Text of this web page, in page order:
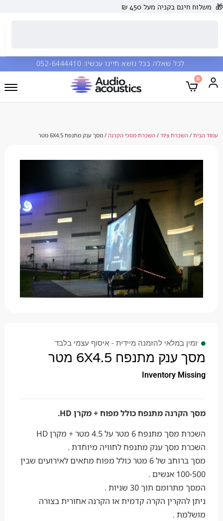
🎁 משלוח חינם בקניה מעל 450 ₪
לכל שאלה בכל נושא חייגו עכשיו:
0
עמוד הבית / השכרת ציוד / השכרת מסכי הקרנה / מסך ענק מתנפח 6X4.5 מטר
זמין במלאי להזמנה מיידית - איסוף עצמי בלבד
מסך ענק מתנפח 6X4.5 מטר
Inventory Missing
מסך הקרנה מתנפח כולל מפוח + מקרן HD.
השכרת מסך מתנפח 6 מטר על 4.5 מטר + מקרן HD
השכרת מסך ענק מתנפח לחוויה מיוחדת .
מסך ברוחב של 6 מטר כולל מפוח מתאים לאירועים שבין
100-500 אנשים .
המסך מתרומם תוך 30 שניות .
ניתן להקרין הקרה קדמית או הקרנה אחורית בצורה
מושלמת .